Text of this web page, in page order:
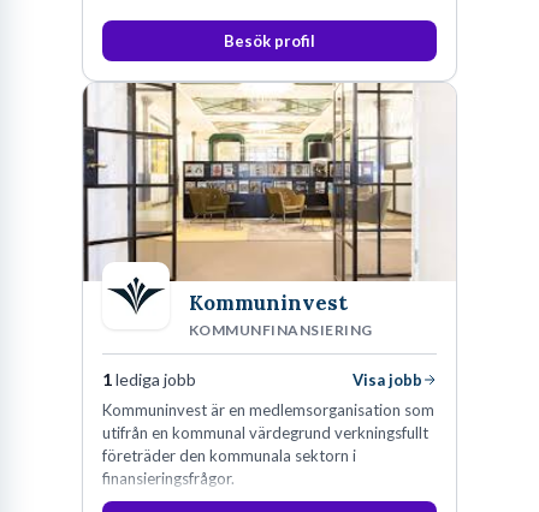
Besök profil
Kommuninvest
KOMMUNFINANSIERING
1lediga jobb
Visa jobb
Kommuninvest är en medlemsorganisation som
utifrån en kommunal värdegrund verkningsfullt
företräder den kommunala sektorn i
finansieringsfrågor.